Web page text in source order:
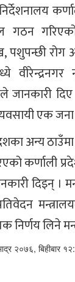
गठन
पशुपन्छी
जानकारी
एक जना
अन्य
कर्णाली
दिइन् ।
निर्णय लिने
२०७६, बिहीबार